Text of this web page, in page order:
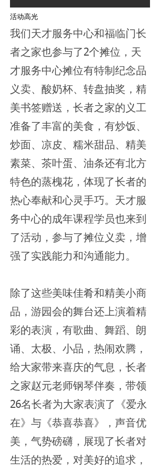
活动高光
我们天才服务中心和福临门长
者之家也参与了2个摊位，天
才服务中心摊位有特制纪念品
义卖、酸奶杯、转盘抽奖，精
美书签赠送，长者之家的义工
准备了丰富的美食，有炒饭、
炒面、凉皮、糯米甜品、精美
素菜、茶叶蛋、油条还有北方
特色的蒸槐花，体现了长者的
热心奉献和心灵手巧。天才服
务中心的成年课程学员也来到
了活动，参与了摊位义卖，增
强了实践能力和沟通能力。
除了这些美味佳肴和精美小商
品，游园会的舞台还上演着精
彩的表演，有歌曲、舞蹈、朗
诵、太极、小品，热闹欢腾，
给大家带来喜庆的气息，长者
之家赵元老师钢琴伴奏，带领
26名长者为大家表演了《爱永
在》与《恭喜恭喜》，声音优
美，气势磅礴，展现了长者对
生活的热爱，对美好的追求，